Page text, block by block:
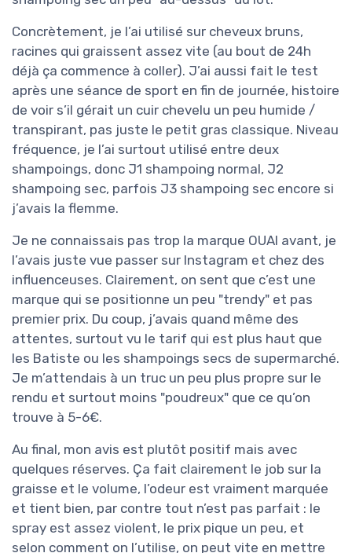
Concrètement, je l’ai utilisé sur cheveux bruns,
racines qui graissent assez vite (au bout de 24h
déjà ça commence à coller). J’ai aussi fait le test
après une séance de sport en fin de journée, histoire
de voir s’il gérait un cuir chevelu un peu humide /
transpirant, pas juste le petit gras classique. Niveau
fréquence, je l’ai surtout utilisé entre deux
shampoings, donc J1 shampoing normal, J2
shampoing sec, parfois J3 shampoing sec encore si
j’avais la flemme.
Je ne connaissais pas trop la marque OUAI avant, je
l’avais juste vue passer sur Instagram et chez des
influenceuses. Clairement, on sent que c’est une
marque qui se positionne un peu "trendy" et pas
premier prix. Du coup, j’avais quand même des
attentes, surtout vu le tarif qui est plus haut que
les Batiste ou les shampoings secs de supermarché.
Je m’attendais à un truc un peu plus propre sur le
rendu et surtout moins "poudreux" que ce qu’on
trouve à 5-6€.
Au final, mon avis est plutôt positif mais avec
quelques réserves. Ça fait clairement le job sur la
graisse et le volume, l’odeur est vraiment marquée
et tient bien, par contre tout n’est pas parfait : le
spray est assez violent, le prix pique un peu, et
selon comment on l’utilise, on peut vite en mettre